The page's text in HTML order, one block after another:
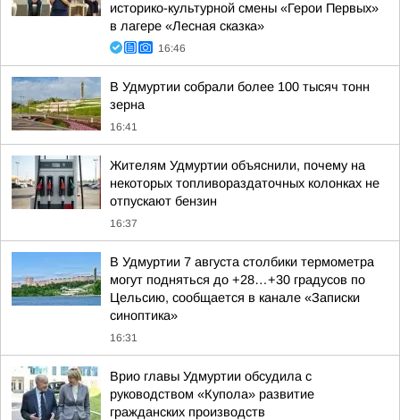
историко-культурной смены «Герои Первых»
в лагере «Лесная сказка»
16:46
В Удмуртии собрали более 100 тысяч тонн
зерна
16:41
Жителям Удмуртии объяснили, почему на
некоторых топливораздаточных колонках не
отпускают бензин
16:37
В Удмуртии 7 августа столбики термометра
могут подняться до +28…+30 градусов по
Цельсию, сообщается в канале «Записки
синоптика»
16:31
Врио главы Удмуртии обсудила с
руководством «Купола» развитие
гражданских производств